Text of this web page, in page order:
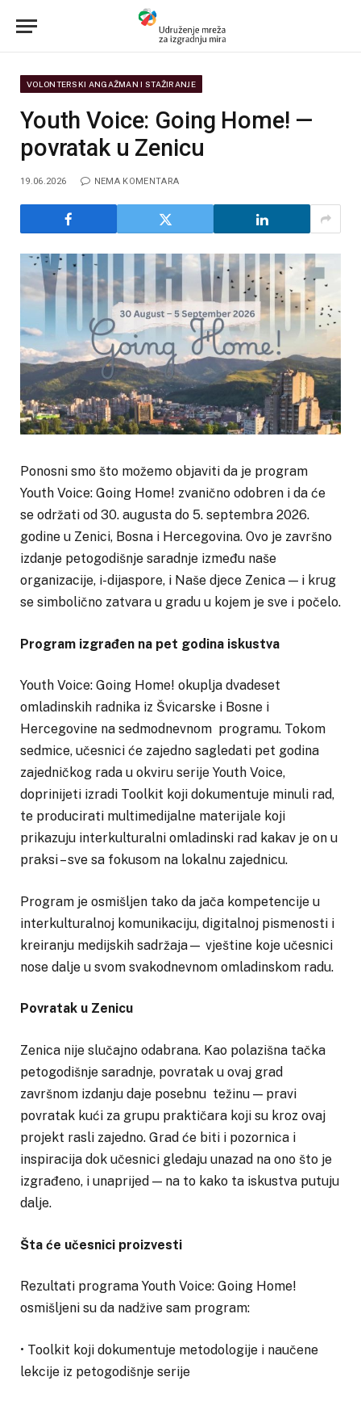
VOLONTERSKI ANGAŽMAN I STAŽIRANJE
Youth Voice: Going Home! —
povratak u Zenicu
19.06.2026 NEMA KOMENTARA
Ponosni smo što možemo objaviti da je program
Youth Voice: Going Home! zvanično odobren i da će
se održati od 30. augusta do 5. septembra 2026.
godine u Zenici, Bosna i Hercegovina. Ovo je završno
izdanje petogodišnje saradnje između naše
organizacije, i-dijaspore, i Naše djece Zenica — i krug
se simbolično zatvara u gradu u kojem je sve i počelo.
Program izgrađen na pet godina iskustva
Youth Voice: Going Home! okuplja dvadeset
omladinskih radnika iz Švicarske i Bosne i
Hercegovine na sedmodnevnom programu. Tokom
sedmice, učesnici će zajedno sagledati pet godina
zajedničkog rada u okviru serije Youth Voice,
doprinijeti izradi Toolkit koji dokumentuje minuli rad,
te producirati multimedijalne materijale koji
prikazuju interkulturalni omladinski rad kakav je on u
praksi – sve sa fokusom na lokalnu zajednicu.
Program je osmišljen tako da jača kompetencije u
interkulturalnoj komunikaciju, digitalnoj pismenosti i
kreiranju medijskih sadržaja— vještine koje učesnici
nose dalje u svom svakodnevnom omladinskom radu.
Povratak u Zenicu
Zenica nije slučajno odabrana. Kao polazišna tačka
petogodišnje saradnje, povratak u ovaj grad
završnom izdanju daje posebnu težinu — pravi
povratak kući za grupu praktičara koji su kroz ovaj
projekt rasli zajedno. Grad će biti i pozornica i
inspiracija dok učesnici gledaju unazad na ono što je
izgrađeno, i unaprijed — na to kako ta iskustva putuju
dalje.
Šta će učesnici proizvesti
Rezultati programa Youth Voice: Going Home!
osmišljeni su da nadžive sam program:
• Toolkit koji dokumentuje metodologije i naučene
lekcije iz petogodišnje serije